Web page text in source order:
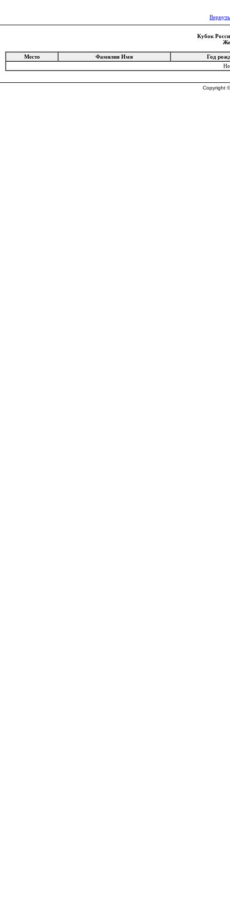
Кубок
Место Фамилия Имя
Год
Copyright